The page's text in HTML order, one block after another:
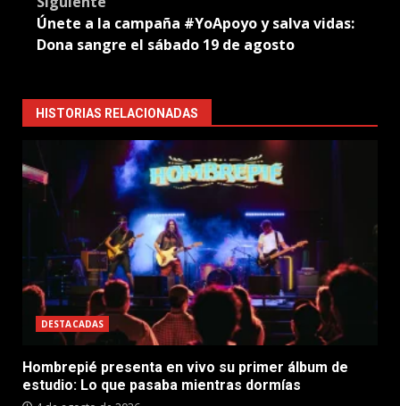
Únete a la campaña #YoApoyo y salva vidas:
Dona sangre el sábado 19 de agosto
HISTORIAS RELACIONADAS
DESTACADAS
Hombrepié presenta en vivo su primer álbum de
estudio: Lo que pasaba mientras dormías